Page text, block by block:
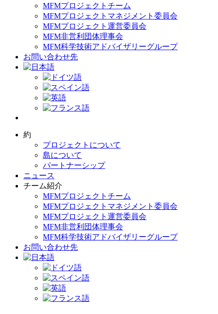
MFMプロジェクトチーム
MFMプロジェクトマネジメント委員会
MFMプロジェクト運営委員会
MFM非営利団体理事会
MFM科学技術アドバイザリーグループ
お問い合わせ先
約
プロジェクトについて
島について
パートナーシップ
ニュース
チーム紹介
MFMプロジェクトチーム
MFMプロジェクトマネジメント委員会
MFMプロジェクト運営委員会
MFM非営利団体理事会
MFM科学技術アドバイザリーグループ
お問い合わせ先